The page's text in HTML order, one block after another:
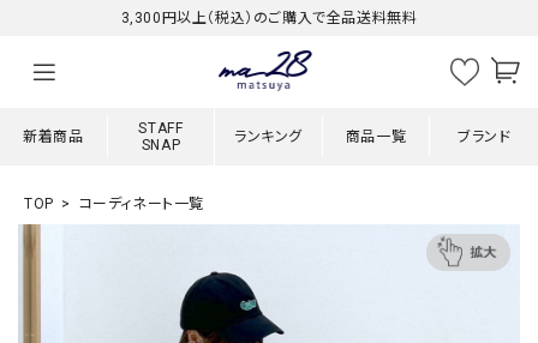
3,300円以上（税込）のご購入で全品送料無料
新着商品
STAFF
SNAP
ランキング 商品一覧 ブランド
TOP コーディネート一覧